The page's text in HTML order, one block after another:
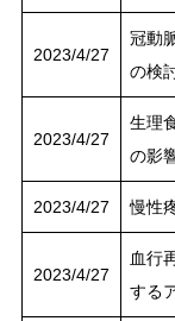
2023/4/27
冠動
の検
2023/4/27
生理
の影
2023/4/27 慢性
2023/4/27
⾎⾏
する